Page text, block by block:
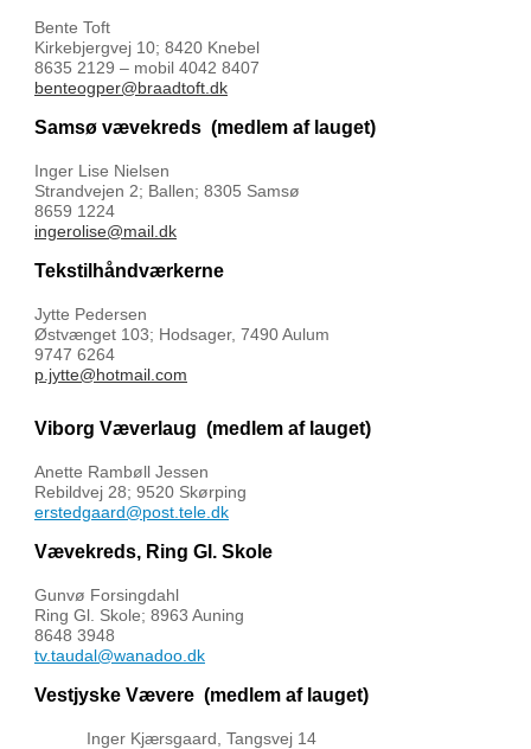
Bente Toft
Kirkebjergvej 10; 8420 Knebel
8635 2129 – mobil 4042 8407
benteogper@braadtoft.dk
Samsø vævekreds (medlem af lauget)
Inger Lise Nielsen
Strandvejen 2; Ballen; 8305 Samsø
8659 1224
ingerolise@mail.dk
Tekstilhåndværkerne
Jytte Pedersen
Østvænget 103; Hodsager, 7490 Aulum
9747 6264
p.jytte@hotmail.com
Viborg Væverlaug (medlem af lauget)
Anette Rambøll Jessen
Rebildvej 28; 9520 Skørping
erstedgaard@post.tele.dk
Vævekreds, Ring Gl. Skole
Gunvø Forsingdahl
Ring Gl. Skole; 8963 Auning
8648 3948
tv.taudal@wanadoo.dk
Vestjyske Vævere (medlem af lauget)
Inger Kjærsgaard, Tangsvej 14